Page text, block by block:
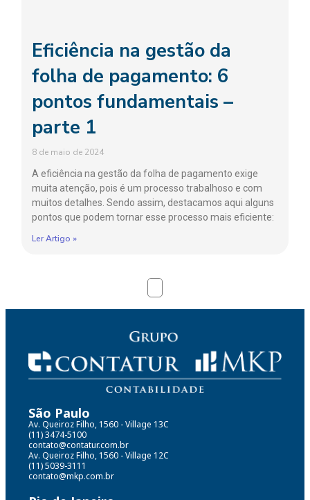
Eficiência na gestão da
folha de pagamento: 6
pontos fundamentais –
parte 1
8 de maio de 2024
A eficiência na gestão da folha de pagamento exige
muita atenção, pois é um processo trabalhoso e com
muitos detalhes. Sendo assim, destacamos aqui alguns
pontos que podem tornar esse processo mais eficiente:
Ler Artigo »
São Paulo
Av. Queiroz Filho, 1560 - Village 13C
(11) 3474-5100
contato@contatur.com.br
Av. Queiroz Filho, 1560 - Village 12C
(11) 5039-3111
contato@mkp.com.br